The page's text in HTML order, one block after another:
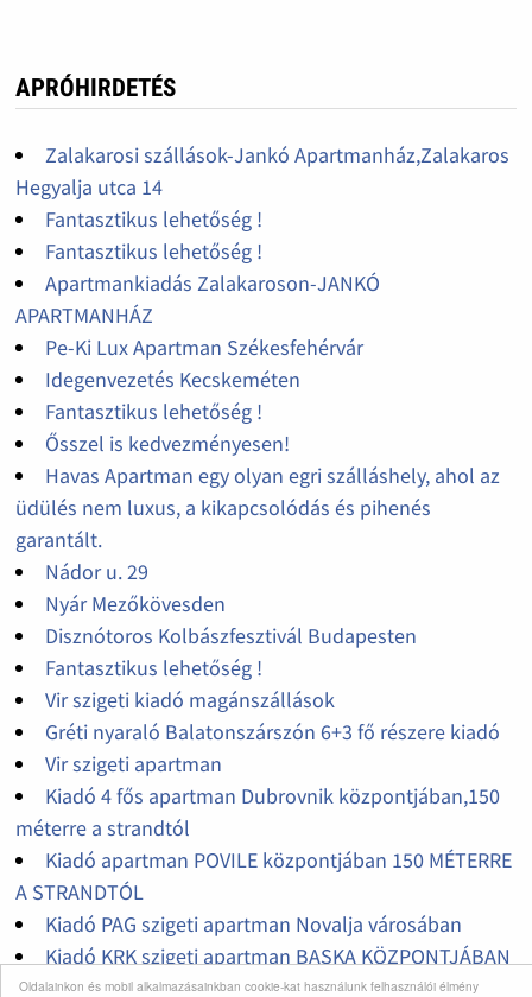
Oldalainkon és mobil alkalmazásainkban cookie-kat használunk felhasználói élmény
APRÓHIRDETÉS
Zalakarosi szállások-Jankó Apartmanház,Zalakaros
Hegyalja utca 14
Fantasztikus lehetőség !
Fantasztikus lehetőség !
Apartmankiadás Zalakaroson-JANKÓ
APARTMANHÁZ
Pe-Ki Lux Apartman Székesfehérvár
Idegenvezetés Kecskeméten
Fantasztikus lehetőség !
Ősszel is kedvezményesen!
Havas Apartman egy olyan egri szálláshely, ahol az
üdülés nem luxus, a kikapcsolódás és pihenés
garantált.
Nádor u. 29
Nyár Mezőkövesden
Disznótoros Kolbászfesztivál Budapesten
Fantasztikus lehetőség !
Vir szigeti kiadó magánszállások
Gréti nyaraló Balatonszárszón 6+3 fő részere kiadó
Vir szigeti apartman
Kiadó 4 fős apartman Dubrovnik központjában,150
méterre a strandtól
Kiadó apartman POVILE központjában 150 MÉTERRE
A STRANDTÓL
Kiadó PAG szigeti apartman Novalja városában
Kiadó KRK szigeti apartman BASKA KÖZPONTJÁBAN